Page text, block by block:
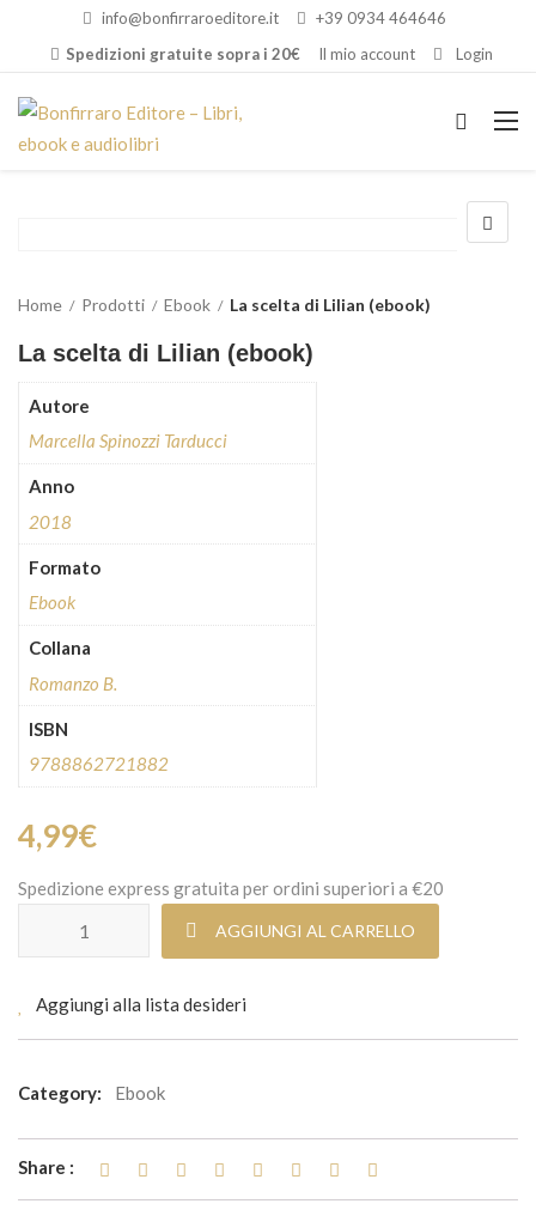
info@bonfirraroeditore.it
+39 0934 464646
Spedizioni gratuite sopra i 20€
Il mio account Login
Home Prodotti Ebook La scelta di Lilian (ebook)
La scelta di Lilian (ebook)
Autore
Marcella Spinozzi Tarducci
Anno
2018
Formato
Ebook
Collana
Romanzo B.
ISBN
9788862721882
4,99€
Spedizione express gratuita per ordini superiori a €20
La scelta di Lilian (ebook) quantità
AGGIUNGI AL CARRELLO
Aggiungi alla lista desideri
Category: Ebook
Share :